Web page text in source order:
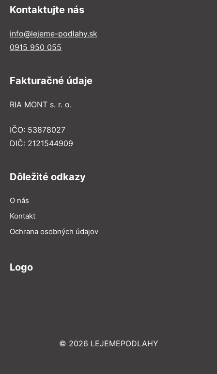
Kontaktujte nás
info@lejeme-podlahy.sk
0915 950 055
Fakturačné údaje
RIA MONT s. r. o.
IČO: 53878027
DIČ: 2121544909
Dôležité odkazy
O nás
Kontakt
Ochrana osobných údajov
Logo
© 2026 LEJEMEPODLAHY